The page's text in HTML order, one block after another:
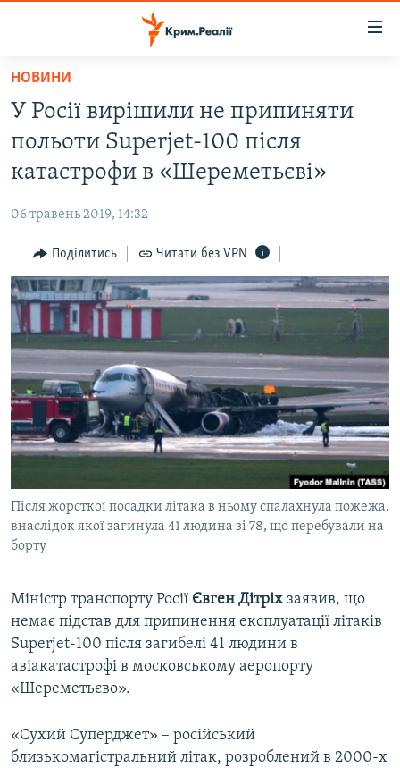
Перейти
основного
матеріалу
до
основної
навігації
Перейти
до
пошуку
ВІДЕО ТА ФОТО
БЛОГИ
ПОГЛЯД
ІНТЕРВ'Ю
ВСЕ ЗА ДЕНЬ
СПЕЦПРОЕКТИ
ДЕПОРТАЦІЯ
ВІДЕОУРОКИ «ELIFBE»
СВІДЧЕННЯ ОКУПАЦІЇ
ІНФОГРАФІКА
ЯК ОБІЙТИ БЛОКУВАННЯ
Русский
ДОЛУЧАЙСЯ!
Усі сайти RFE/RL
НОВИНИ
У Росії вирішили не припиняти
польоти Superjet-100 після
катастрофи в «Шереметьєві»
06 травень 2019, 14:32
Поділитись Читати без VPN
Після жорсткої посадки літака в ньому спалахнула пожежа,
внаслідок якої загинула 41 людина зі 78, що перебували на
борту
Міністр транспорту Росії Євген Дітріх заявив, що
немає підстав для припинення експлуатації літаків
Superjet-100 після загибелі 41 людини в
авіакатастрофі в московському аеропорту
«Шереметьєво».
«Сухий Суперджет» – російський
близькомагістральний літак, розроблений в 2000-х